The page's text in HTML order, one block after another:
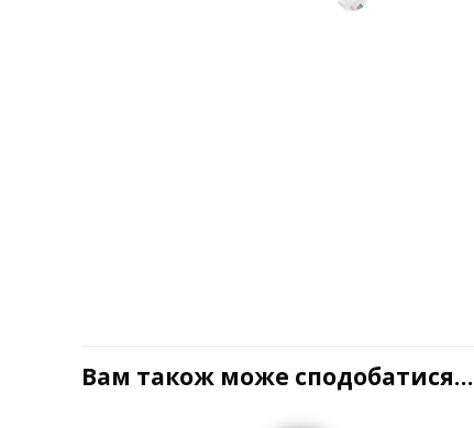
Вам також може сподобатися…